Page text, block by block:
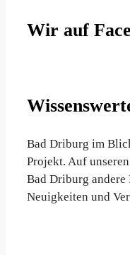
Wir auf
Bad Driburg im
Projekt. Auf
Bad Driburg
Neuigkeiten und